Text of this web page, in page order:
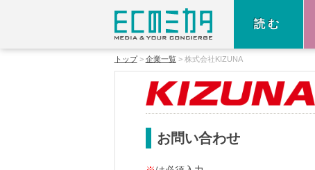
読む
トップ 企業一覧 株式会社KIZUNA
お問い合わせ